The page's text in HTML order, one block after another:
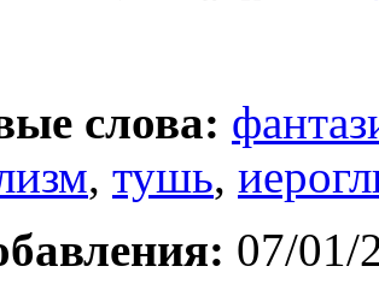
слова:
, тушь,
07/01/